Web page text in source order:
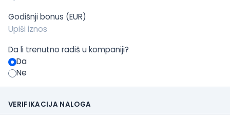
Godišnji bonus (EUR)
Da li trenutno radiš u kompaniji?
Da
Ne
VERIFIKACIJA NALOGA